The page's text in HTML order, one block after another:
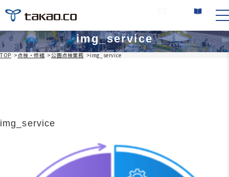
img_service
TOP >点検・修繕 >公園点検業務 >img_service
img_service